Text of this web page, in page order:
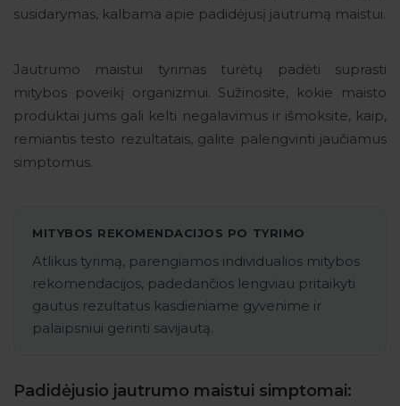
susidarymas, kalbama apie padidėjusį jautrumą maistui.
Jautrumo maistui tyrimas turėtų padėti suprasti
mitybos poveikį organizmui. Sužinosite, kokie maisto
produktai jums gali kelti negalavimus ir išmoksite, kaip,
remiantis testo rezultatais, galite palengvinti jaučiamus
simptomus.
MITYBOS REKOMENDACIJOS PO TYRIMO
Atlikus tyrimą, parengiamos individualios mitybos
rekomendacijos, padedančios lengviau pritaikyti
gautus rezultatus kasdieniame gyvenime ir
palaipsniui gerinti savijautą.
Padidėjusio jautrumo maistui simptomai: